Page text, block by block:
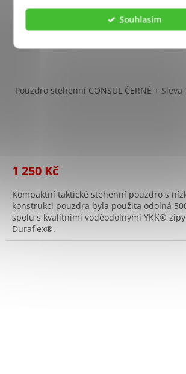
Souhlasím
Pouzdro stehenní CONSUL ČERNÉ +
1 250 Kč
Kompaktní taktické stehenní pouzdro s
konstrukci pouzdra byla použita odolná
spolu s kvalitními voděodolnými YKK®
Duraflex®.